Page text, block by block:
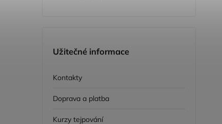
Užitečné informace
Kontakty
Doprava a platba
Kurzy tejpování